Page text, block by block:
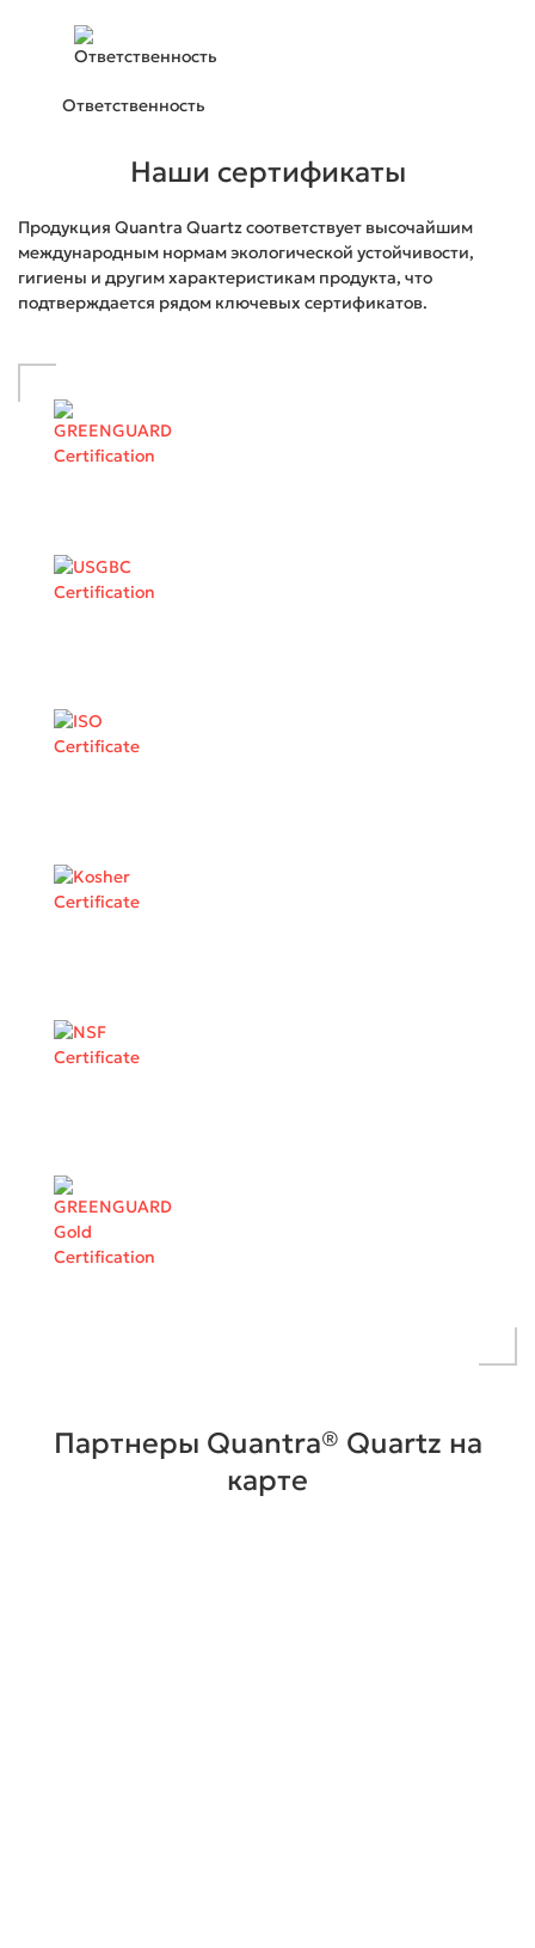
Кухня shabby chic с каменной столешницей с
Стоимость от 26 745 ₽ / м2
Стоимость от 30 973 ₽ / м
Золотые кухонные фасады с кварцевой столешницей
синего цвета
Ответственность
Наши сертификаты
Продукция Quantra Quartz соответствует высочайшим
международным нормам экологической устойчивости,
гигиены и другим характеристикам продукта, что
подтверждается рядом ключевых сертификатов.
Партнеры Quantra® Quartz на
карте